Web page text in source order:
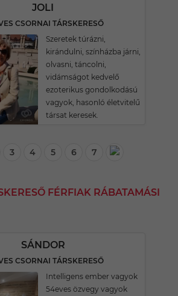
JOLI
CSORNAI TÁRSKERESŐ
Szeretek túrázni,
kirándulni, színházba járni,
olvasni, táncolni,
vidámságot kedvelő
ezoterikus gondolkodású
vagyok, hasonló életvitelű
társat keresek.
3 4 5 6 7
FÉRFIAK RÁBATAMÁSI
SÁNDOR
CSORNAI TÁRSKERESŐ
Intelligens ember vagyok
54eves özvegy vagyok